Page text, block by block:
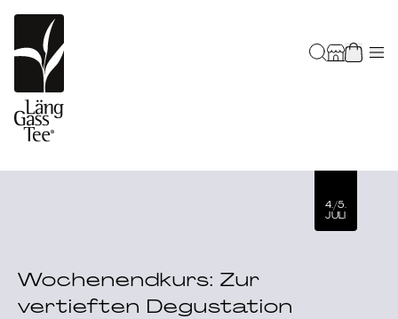
4./5.
JULI
Wochenendkurs: Zur
vertieften Degustation